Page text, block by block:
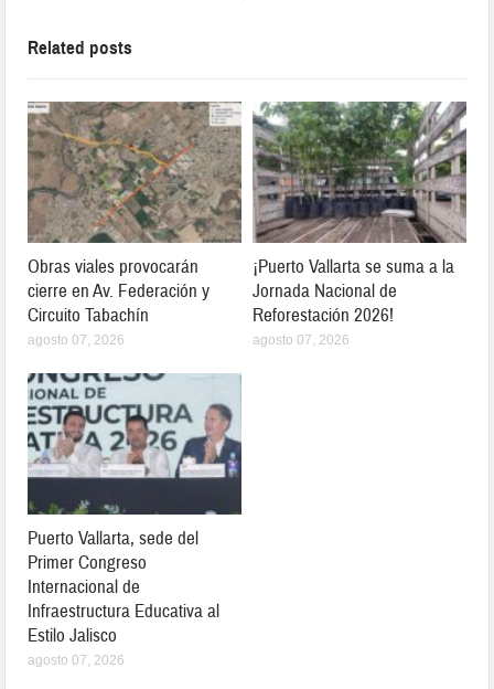
Related posts
Obras viales provocarán
cierre en Av. Federación y
Circuito Tabachín
agosto 07, 2026
¡Puerto Vallarta se suma a la
Jornada Nacional de
Reforestación 2026!
agosto 07, 2026
Puerto Vallarta, sede del
Primer Congreso
Internacional de
Infraestructura Educativa al
Estilo Jalisco
agosto 07, 2026